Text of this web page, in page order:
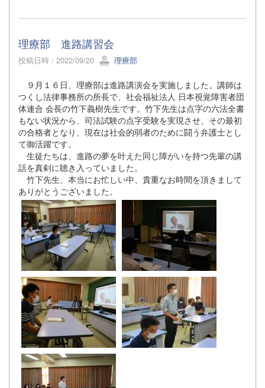
理療部 進路講習会
投稿日時 : 2022/09/20 理療部
９月１６日、理療部は進路講演会を実施しました。講師は
つくし法律事務所の所長で、社会福祉法人 日本視覚障害者団
体連合 会長の竹下義樹先生です。竹下先生は点字の六法全書
もない状況から、司法試験の点字受験を実現させ、その最初
の合格者となり、現在は社会的弱者のために闘う弁護士とし
て御活躍です。
生徒たちは、進路の夢を叶えた同じ障がいを持つ先輩の講
話を真剣に聴き入っていました。
竹下先生、本当にお忙しい中、貴重なお時間を頂きまして
ありがとうございました。